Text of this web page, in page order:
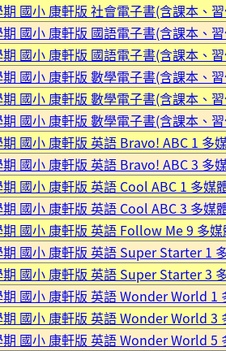
國小 康軒版 社會電子書(含課本、
國小 康軒版 國語電子書(含課本、
國小 康軒版 國語電子書(含課本、
國小 康軒版 數學電子書(含課本、
國小 康軒版 數學電子書(含課本、
國小 康軒版 數學電子書(含課本、
國小 康軒版 英語 Bravo! ABC 1 多
國小 康軒版 英語 Bravo! ABC 3 多
國小 康軒版 英語 Cool ABC 1 多媒
國小 康軒版 英語 Cool ABC 3 多媒
國小 康軒版 英語 Follow Me 9 多
國小 康軒版 英語 Super Starter 1
國小 康軒版 英語 Super Starter 3
國小 康軒版 英語 Wonder World 1
國小 康軒版 英語 Wonder World 3
國小 康軒版 英語 Wonder World 5